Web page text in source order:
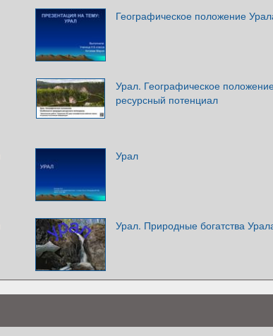
Географическое положение
Урал. Географическое
ресурсный потенциал
Урал
Урал. Природные богатства